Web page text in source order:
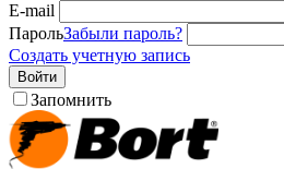
E-mail
ПарольЗабыли пароль?
Создать учетную запись
Войти
Запомнить